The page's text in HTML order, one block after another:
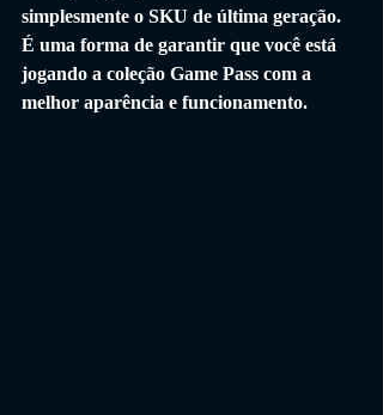
simplesmente o SKU de última geração.
É uma forma de garantir que você está
jogando a coleção Game Pass com a
melhor aparência e funcionamento.